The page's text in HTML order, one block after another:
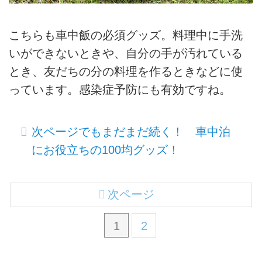
こちらも車中飯の必須グッズ。料理中に手洗
いができないときや、自分の手が汚れている
とき、友だちの分の料理を作るときなどに使
っています。感染症予防にも有効ですね。
次ページでもまだまだ続く！ 車中泊
にお役立ちの100均グッズ！
1 2
次ページ